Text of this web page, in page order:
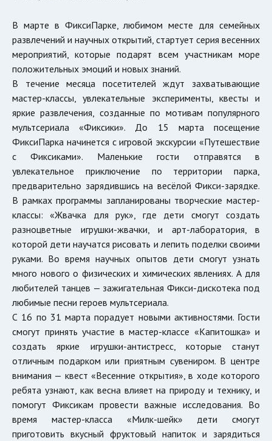
В марте в ФиксиПарке, любимом месте для семейных
развлечений и научных открытий, стартует серия весенних
мероприятий, которые подарят всем участникам море
положительных эмоций и новых знаний.
В течение месяца посетителей ждут захватывающие
мастер-классы, увлекательные эксперименты, квесты и
яркие развлечения, созданные по мотивам популярного
мультсериала «Фиксики». До 15 марта посещение
ФиксиПарка начинется с игровой экскурсии «Путешествие
с Фиксиками». Маленькие гости отправятся в
увлекательное приключение по территории парка,
предварительно зарядившись на весёлой Фикси-зарядке.
В рамках программы запланированы творческие мастер-
классы: «Жвачка для рук», где дети смогут создать
разноцветные игрушки-жвачки, и арт-лаборатория, в
которой дети научатся рисовать и лепить поделки своими
руками. Во время научных опытов дети смогут узнать
много нового о физических и химических явлениях. А для
любителей танцев — зажигательная Фикси-дискотека под
любимые песни героев мультсериала.
С 16 по 31 марта порадует новыми активностями. Гости
смогут принять участие в мастер-классе «Капитошка» и
создать яркие игрушки-антистресс, которые станут
отличным подарком или приятным сувениром. В центре
внимания — квест «Весенние открытия», в ходе которого
ребята узнают, как весна влияет на природу и технику, и
помогут Фиксикам провести важные исследования. Во
время мастер-класса «Милк-шейк» дети смогут
приготовить вкусный фруктовый напиток и зарядиться